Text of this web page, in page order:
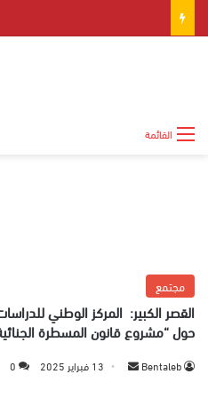
القائمة
مجتمع
القصر الكبير: المركز الوطني
حول “مشروع قانون المسطرة
Bentaleb 13 فبراير 2025 0